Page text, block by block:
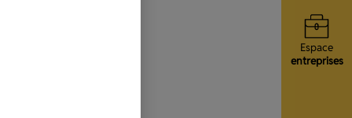
Espace
entreprises